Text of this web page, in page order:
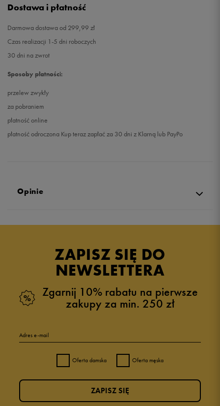
Dostawa i płatność
Darmowa dostawa od 299,99 zł
Czas realizacji 1-5 dni roboczych
30 dni na zwrot
Sposoby płatności:
przelew zwykły
za pobraniem
płatność online
płatność odroczona Kup teraz zapłać za 30 dni z Klarną lub PayPo
Opinie
5.0
zebranych i zweryfikowanych przez
4 0%
ZAPISZ SIĘ DO
NEWSLETTERA
Zgarnij 10% rabatu na pierwsze
zakupy za min. 250 zł
Adres e-mail
Oferta damska Oferta męska
ZAPISZ SIĘ